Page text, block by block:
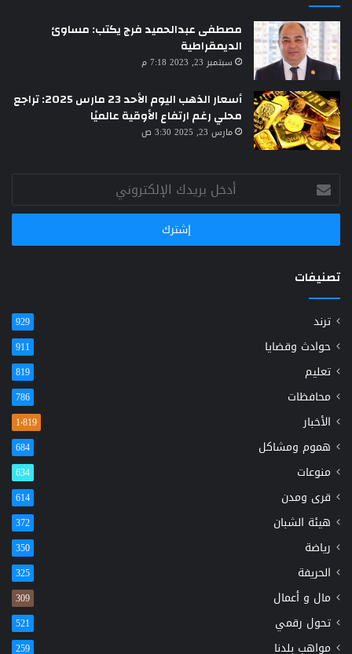
مصطفى عبدالحميد فرج يكتب: مساوئ
الديمقراطية
سبتمبر 23, 2023 7:18 م
أسعار الذهب اليوم الأحد 23 مارس 2025: تراجع
محلي رغم ارتفاع الأوقية عالميًا
مارس 23, 2025 3:30 ص
أدخل
بريدك
الإلكتروني
تصنيفات
ترند 929
حوادث وقضايا 911
تعليم 819
محافظات 786
الأخبار 1٬819
هموم ومشاكل 684
منوعات 634
قرى ومدن 614
هيئة الشبان 372
رياضة 350
الحريفة 325
مال و أعمال 309
تحول رقمي 521
مواهب بلدنا 259